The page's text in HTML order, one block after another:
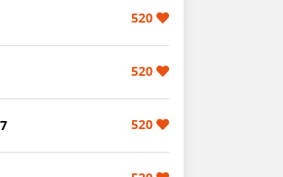
520
520
520